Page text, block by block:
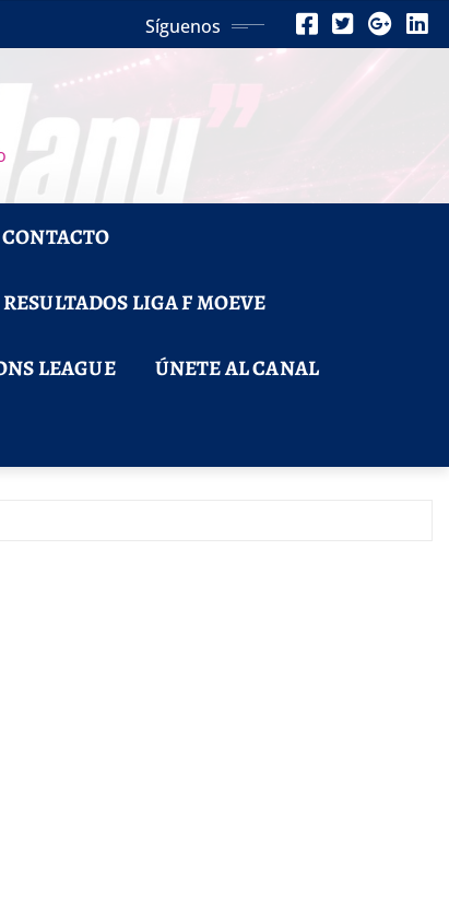
Síguenos
CONTACTO
RESULTADOS LIGA F MOEVE
LEAGUE ÚNETE AL CANAL